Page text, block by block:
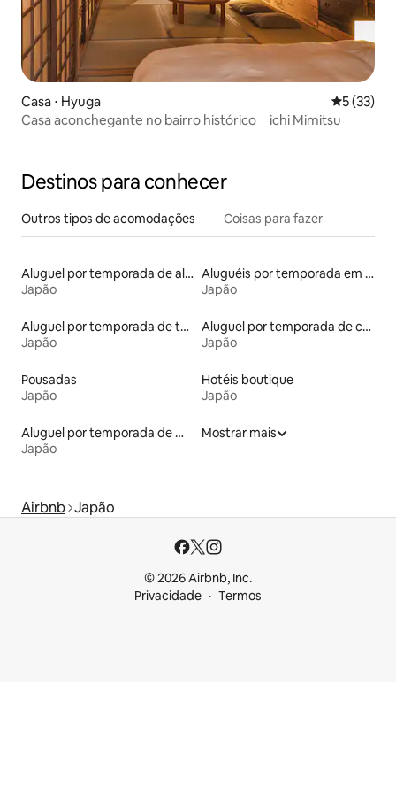
Casa ⋅ Hyuga 5 de uma
5 (33)
Casa aconchegante no bairro histórico｜ichi Mimitsu
Destinos para conhecer
Outros tipos de acomodações Coisas para fazer
Aluguel por temporada de alojamentos ecológicos
Japão
Aluguéis por temporada em resorts
Japão
Aluguel por temporada de tendas
Japão
Aluguel por temporada de casas na árvore
Japão
Pousadas
Japão
Hotéis boutique
Japão
Aluguel por temporada de microcasas
Japão
Mostrar mais
Airbnb Japão
© 2026 Airbnb, Inc.
Privacidade
Termos